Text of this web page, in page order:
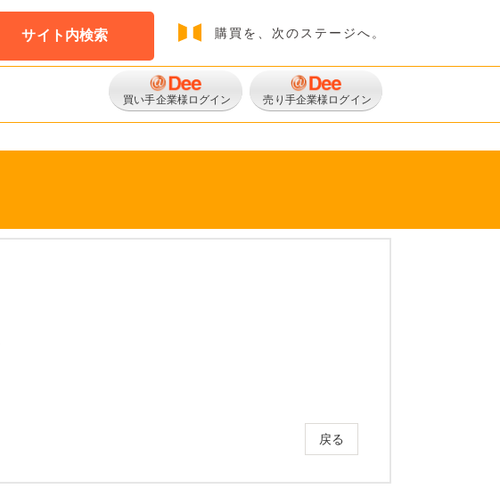
購買を、次のステージへ。
サイト内検索
売り手企業様ログイン
買い手企業様ログイン
戻る